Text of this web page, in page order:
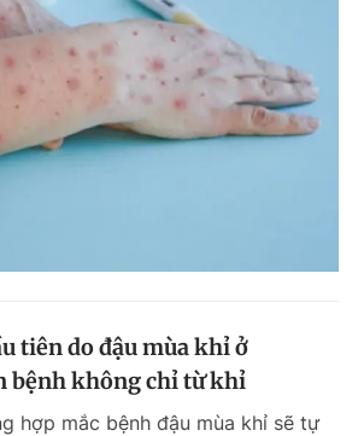
tiên do đậu mùa khỉ ở
bệnh không chỉ từ khỉ
hợp mắc bệnh đậu mùa khỉ sẽ tự